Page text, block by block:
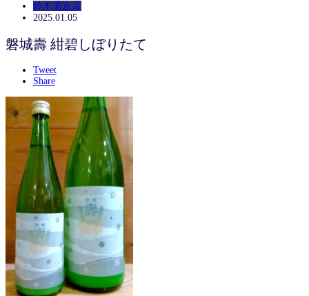
鈴木酒造店
2025.01.05
磐城壽 紺碧しぼりたて
Tweet
Share